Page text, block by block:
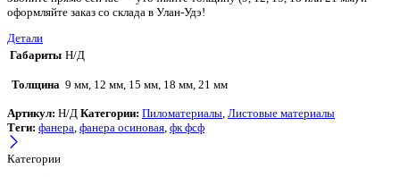
оформляйте заказ со склада в Улан-Удэ!
Детали
Габариты Н/Д
Толщина 9 мм, 12 мм, 15 мм, 18 мм, 21 мм
Артикул: Н/Д Категории: Пиломатериалы, Листовые материалы
Теги: фанера, фанера осиновая, фк фсф
Категории